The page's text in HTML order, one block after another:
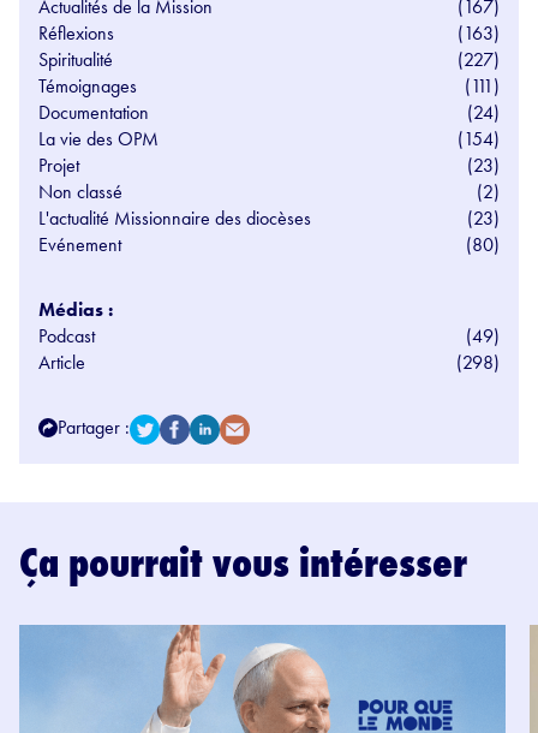
Actualités de la Mission
(167)
Réflexions
(163)
Spiritualité
(227)
Témoignages
(111)
Documentation
(24)
La vie des OPM
(154)
Projet
(23)
Non classé
(2)
L'actualité Missionnaire des diocèses
(23)
Evénement
(80)
Médias :
Podcast
(49)
Article
(298)
Partager :
Ça pourrait vous intéresser